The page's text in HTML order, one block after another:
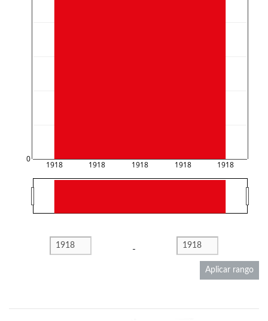
1918 1918 1918 1918 1918
0
-
Aplicar rango